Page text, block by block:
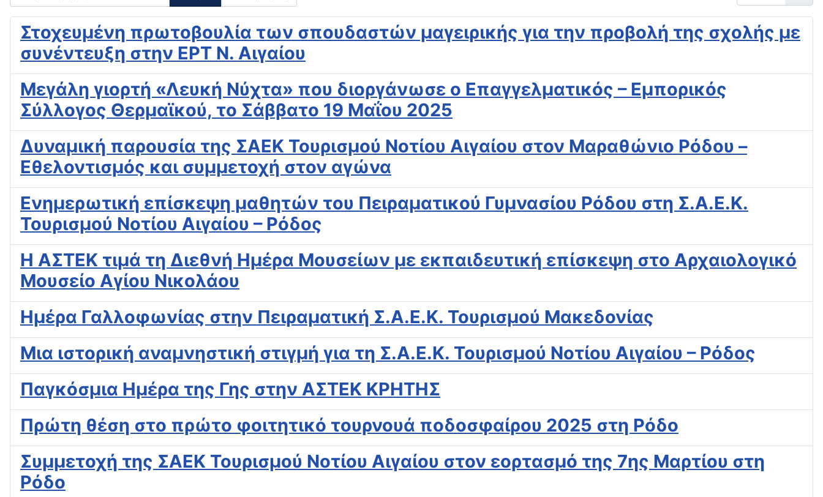
Στοχευμένη πρωτοβουλία των σπουδαστών μαγειρικής για την προβολή της σχολής με
συνέντευξη στην ΕΡΤ Ν. Αιγαίου
Mεγάλη γιορτή «Λευκή Νύχτα» που διοργάνωσε ο Επαγγελματικός – Εμπορικός
Σύλλογος Θερμαϊκού, το Σάββατο 19 Μαΐου 2025
Δυναμική παρουσία της ΣΑΕΚ Τουρισμού Νοτίου Αιγαίου στον Μαραθώνιο Ρόδου –
Εθελοντισμός και συμμετοχή στον αγώνα
Ενημερωτική επίσκεψη μαθητών του Πειραματικού Γυμνασίου Ρόδου στη Σ.Α.Ε.Κ.
Τουρισμού Νοτίου Αιγαίου – Ρόδος
Η ΑΣΤΕΚ τιμά τη Διεθνή Ημέρα Μουσείων με εκπαιδευτική επίσκεψη στο Αρχαιολογικό
Μουσείο Αγίου Νικολάου
Ημέρα Γαλλοφωνίας στην Πειραματική Σ.Α.Ε.Κ. Τουρισμού Μακεδονίας
Μια ιστορική αναμνηστική στιγμή για τη Σ.Α.Ε.Κ. Τουρισμού Νοτίου Αιγαίου – Ρόδος
Παγκόσμια Ημέρα της Γης στην ΑΣΤΕΚ ΚΡΗΤΗΣ
Πρώτη θέση στο πρώτο φοιτητικό τουρνουά ποδοσφαίρου 2025 στη Ρόδο
Συμμετοχή της ΣΑΕΚ Τουρισμού Νοτίου Αιγαίου στον εορτασμό της 7ης Μαρτίου στη
Ρόδο